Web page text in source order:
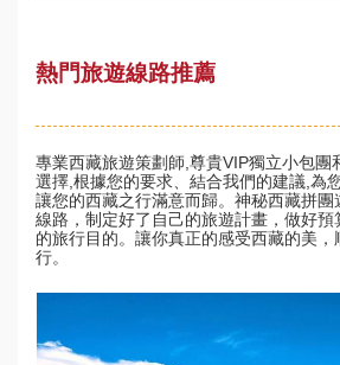
熱門旅遊線路推薦
專業西藏旅遊策劃師,尊貴VIP獨立小包團
選擇,根據您的要求、結合我們的建議,為
讓您的西藏之行滿意而歸。神秘西藏拼團
線路，制定好了自己的旅遊計畫，做好
的旅行目的。讓你真正的感受西藏的美，
行。